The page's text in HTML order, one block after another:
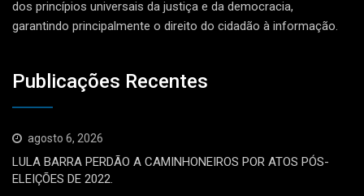
dos princípios universais da justiça e da democracia,
garantindo principalmente o direito do cidadão à informação.
Publicações Recentes
agosto 6, 2026
LULA BARRA PERDÃO A CAMINHONEIROS POR ATOS PÓS-
ELEIÇÕES DE 2022.